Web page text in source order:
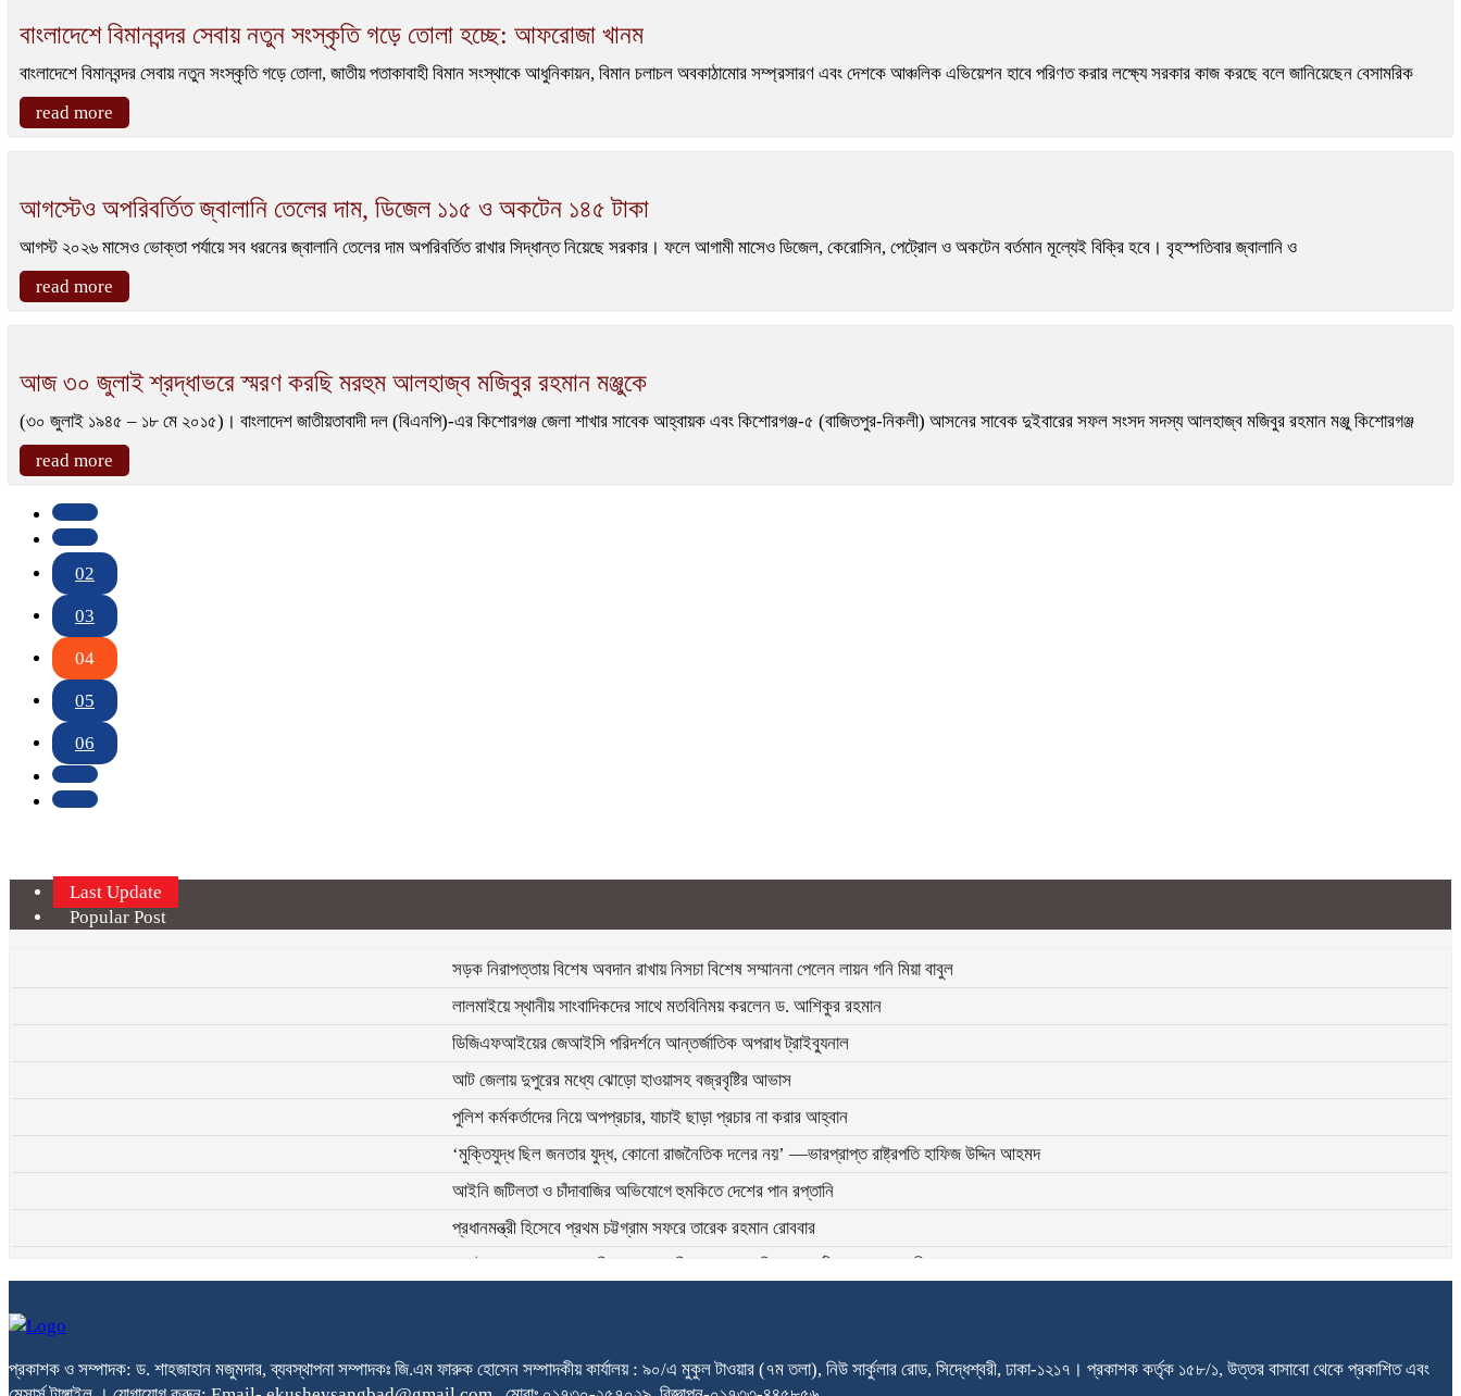
বাংলাদেশে বিমানবন্দর সেবায় নতুন সংস্কৃতি গড়ে তোলা হচ্ছে: আফরোজা খানম
বাংলাদেশে বিমানবন্দর সেবায় নতুন সংস্কৃতি গড়ে তোলা, জাতীয় পতাকাবাহী বিমান সংস্থাকে আধুনিকায়ন, বিমান চলাচল অবকাঠামোর সম্প্রসারণ এবং দেশকে আঞ্চলিক এভিয়েশন হাবে পরিণত করার লক্ষ্যে সরকার কাজ করছে বলে জানিয়েছেন বেসামরিক
read more
আগস্টেও অপরিবর্তিত জ্বালানি তেলের দাম, ডিজেল ১১৫ ও অকটেন ১৪৫ টাকা
আগস্ট ২০২৬ মাসেও ভোক্তা পর্যায়ে সব ধরনের জ্বালানি তেলের দাম অপরিবর্তিত রাখার সিদ্ধান্ত নিয়েছে সরকার। ফলে আগামী মাসেও ডিজেল, কেরোসিন, পেট্রোল ও অকটেন বর্তমান মূল্যেই বিক্রি হবে। বৃহস্পতিবার জ্বালানি ও
read more
আজ ৩০ জুলাই শ্রদ্ধাভরে স্মরণ করছি মরহুম আলহাজ্ব মজিবুর রহমান মঞ্জুকে
(৩০ জুলাই ১৯৪৫ – ১৮ মে ২০১৫)। বাংলাদেশ জাতীয়তাবাদী দল (বিএনপি)-এর কিশোরগঞ্জ জেলা শাখার সাবেক আহ্বায়ক এবং কিশোরগঞ্জ-৫ (বাজিতপুর-নিকলী) আসনের সাবেক দুইবারের সফল সংসদ সদস্য আলহাজ্ব মজিবুর রহমান মঞ্জু কিশোরগঞ্জ
read more
02
03
04
05
06
Last Update
Popular Post
সড়ক নিরাপত্তায় বিশেষ অবদান রাখায় নিসচা বিশেষ সম্মাননা পেলেন লায়ন গনি মিয়া বাবুল
লালমাইয়ে স্থানীয় সাংবাদিকদের সাথে মতবিনিময় করলেন ড. আশিকুর রহমান
ডিজিএফআইয়ের জেআইসি পরিদর্শনে আন্তর্জাতিক অপরাধ ট্রাইব্যুনাল
আট জেলায় দুপুরের মধ্যে ঝোড়ো হাওয়াসহ বজ্রবৃষ্টির আভাস
পুলিশ কর্মকর্তাদের নিয়ে অপপ্রচার, যাচাই ছাড়া প্রচার না করার আহ্বান
‘মুক্তিযুদ্ধ ছিল জনতার যুদ্ধ, কোনো রাজনৈতিক দলের নয়’ —ভারপ্রাপ্ত রাষ্ট্রপতি হাফিজ উদ্দিন আহমদ
আইনি জটিলতা ও চাঁদাবাজির অভিযোগে হুমকিতে দেশের পান রপ্তানি
প্রধানমন্ত্রী হিসেবে প্রথম চট্টগ্রাম সফরে তারেক রহমান রোববার
জুলাই গণঅভ্যুত্থানের কৃতিত্ব পুরো জাতির, কোনো ব্যক্তি বা গোষ্ঠীর নয়: তথ্যমন্ত্রী
প্রকাশক ও সম্পাদক: ড. শাহজাহান মজুমদার, ব্যবস্থাপনা সম্পাদকঃ জি.এম ফারুক হোসেন সম্পাদকীয় কার্যালয় : ৯০/এ মুকুল টাওয়ার (৭ম তলা), নিউ সার্কুলার রোড, সিদ্ধেশ্বরী, ঢাকা-১২১৭। প্রকাশক কর্তৃক ১৫৮/১, উত্তর বাসাবো থেকে প্রকাশিত এবং